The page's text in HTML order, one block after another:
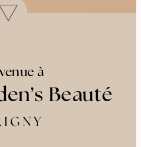
à
Beauté